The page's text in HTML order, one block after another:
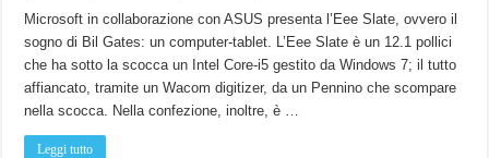
Microsoft in collaborazione con ASUS presenta l’Eee Slate, ovvero il
sogno di Bil Gates: un computer-tablet. L’Eee Slate è un 12.1 pollici
che ha sotto la scocca un Intel Core-i5 gestito da Windows 7; il tutto
affiancato, tramite un Wacom digitizer, da un Pennino che scompare
nella scocca. Nella confezione, inoltre, è …
Leggi tutto